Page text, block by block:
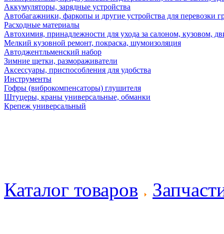
Аккумуляторы, зарядные устройства
Автобагажники, фаркопы и другие устройства для перевозки
Расходные материалы
Автохимия, принадлежности для ухода за салоном, кузовом,
Мелкий кузовной ремонт, покраска, шумоизоляция
Автоджентльменский набор
Зимние щетки, размораживатели
Аксессуары, приспособления для удобства
Инструменты
Гофры (виброкомпенсаторы) глушителя
Штуцеры, краны универсальные, обманки
Крепеж универсальный
Каталог товаров